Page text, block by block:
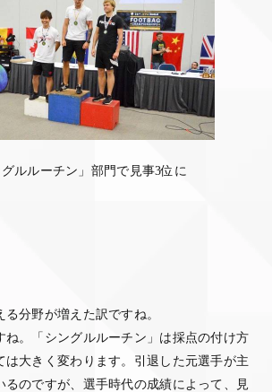
グルルーチン」部門で見事3位に
分野が増えた訳ですね。
ね。「シングルルーチン」は採点の付け方
は大きく変わります。引退した元選手が主
るのですが、選手時代の成績によって、見